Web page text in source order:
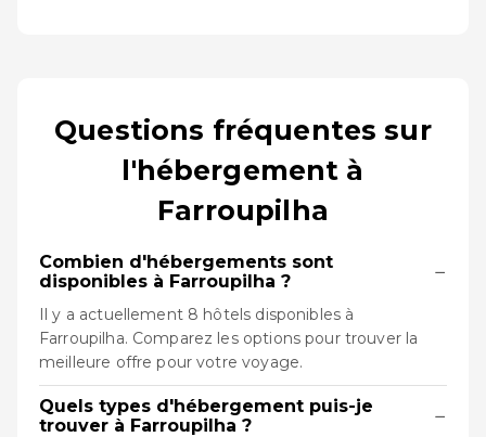
Questions fréquentes sur
l'hébergement à
Farroupilha
Combien d'hébergements sont
disponibles à Farroupilha ?
−
Il y a actuellement 8 hôtels disponibles à
Farroupilha. Comparez les options pour trouver la
meilleure offre pour votre voyage.
Quels types d'hébergement puis-je
trouver à Farroupilha ?
−